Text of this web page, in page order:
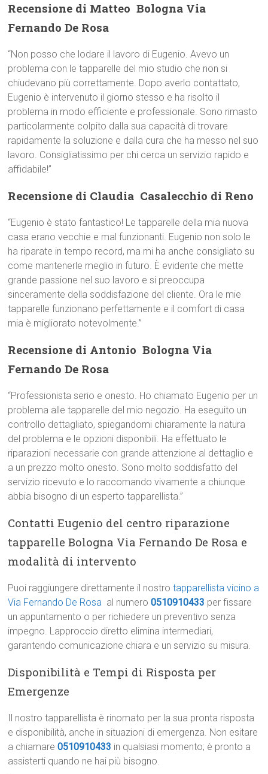
Recensione di Matteo  Bologna Via
Fernando De Rosa
“Non posso che lodare il lavoro di Eugenio. Avevo un
problema con le tapparelle del mio studio che non si
chiudevano più correttamente. Dopo averlo contattato,
Eugenio è intervenuto il giorno stesso e ha risolto il
problema in modo efficiente e professionale. Sono rimasto
particolarmente colpito dalla sua capacità di trovare
rapidamente la soluzione e dalla cura che ha messo nel suo
lavoro. Consigliatissimo per chi cerca un servizio rapido e
affidabile!”
Recensione di Claudia  Casalecchio di Reno
“Eugenio è stato fantastico! Le tapparelle della mia nuova
casa erano vecchie e mal funzionanti. Eugenio non solo le
ha riparate in tempo record, ma mi ha anche consigliato su
come mantenerle meglio in futuro. È evidente che mette
grande passione nel suo lavoro e si preoccupa
sinceramente della soddisfazione del cliente. Ora le mie
tapparelle funzionano perfettamente e il comfort di casa
mia è migliorato notevolmente.”
Recensione di Antonio  Bologna Via
Fernando De Rosa
“Professionista serio e onesto. Ho chiamato Eugenio per un
problema alle tapparelle del mio negozio. Ha eseguito un
controllo dettagliato, spiegandomi chiaramente la natura
del problema e le opzioni disponibili. Ha effettuato le
riparazioni necessarie con grande attenzione al dettaglio e
a un prezzo molto onesto. Sono molto soddisfatto del
servizio ricevuto e lo raccomando vivamente a chiunque
abbia bisogno di un esperto tapparellista.”
Contatti Eugenio del centro riparazione
tapparelle Bologna Via Fernando De Rosa e
modalità di intervento
Puoi raggiungere direttamente il nostrotapparellista vicino a
Via Fernando De Rosa al numero0510910433 per fissare
un appuntamento o per richiedere un preventivo senza
impegno. Lapproccio diretto elimina intermediari,
garantendo comunicazione chiara e un servizio su misura.
Disponibilità e Tempi di Risposta per
Emergenze
Il nostro tapparellista è rinomato per la sua pronta risposta
e disponibilità, anche in situazioni di emergenza. Non esitare
a chiamare0510910433 in qualsiasi momento; è pronto a
assisterti quando ne hai più bisogno.